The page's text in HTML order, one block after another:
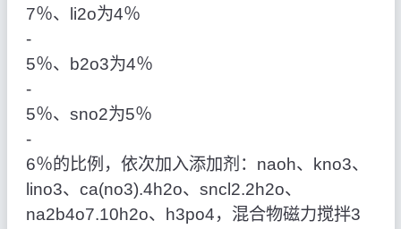
7％、li2o为4％
‑
5％、b2o3为4％
‑
5％、sno2为5％
‑
6％的比例，依次加入添加剂：naoh、kno3、
lino3、ca(no3).4h2o、sncl2.2h2o、
na2b4o7.10h2o、h3po4，混合物磁力搅拌3